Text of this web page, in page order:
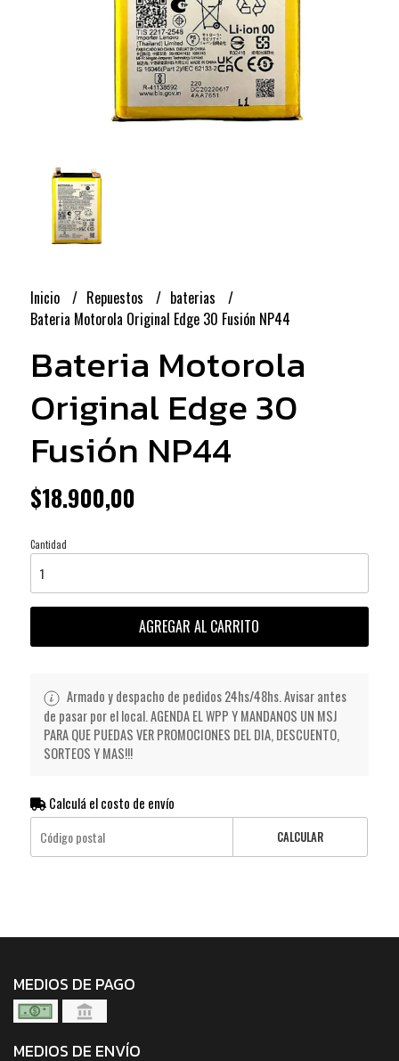
Inicio Repuestos
baterias
Bateria Motorola Original Edge 30 Fusión NP44
Bateria Motorola
Original Edge 30
Fusión NP44
$18.900,00
Cantidad
AGREGAR AL CARRITO
Armado y despacho de pedidos 24hs/48hs. Avisar antes
de pasar por el local. AGENDA EL WPP Y MANDANOS UN MSJ
PARA QUE PUEDAS VER PROMOCIONES DEL DIA, DESCUENTO,
SORTEOS Y MAS!!!
Calculá el costo de envío
CALCULAR
MEDIOS DE PAGO
MEDIOS DE ENVÍO